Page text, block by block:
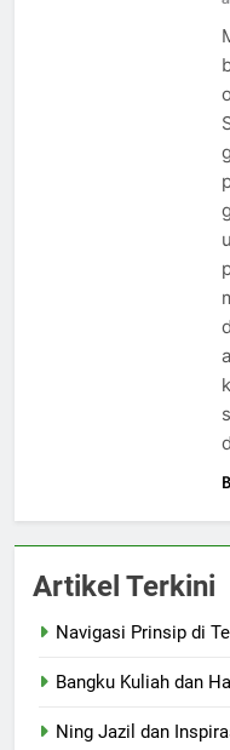
Artikel Terkini
Navigasi Prinsip di
Bangku Kuliah dan
Ning Jazil dan